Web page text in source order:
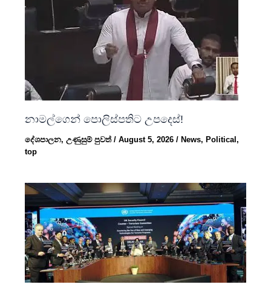
නාමල්ගෙන් පොලිස්පතිට උපදෙස්!
දේශපාලන,උණුසුම් පුවත්/August 5, 2026/ News, Political,
top